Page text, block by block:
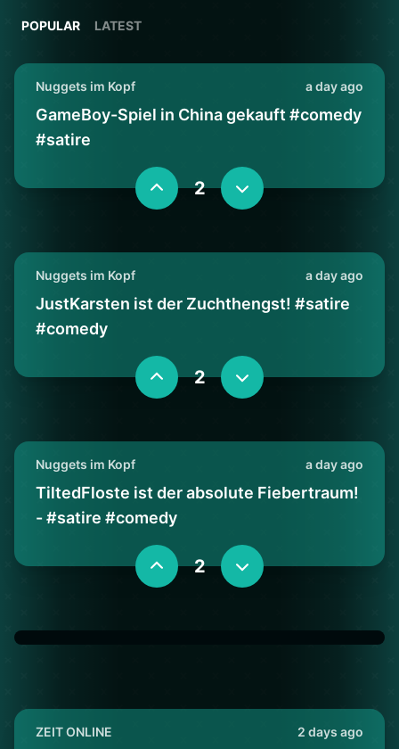
POPULAR LATEST
Nuggets im Kopf a day ago
GameBoy-Spiel in China gekauft #comedy
#satire
2
Nuggets im Kopf a day ago
JustKarsten ist der Zuchthengst! #satire
#comedy
2
Nuggets im Kopf a day ago
TiltedFloste ist der absolute Fiebertraum!
- #satire #comedy
2
ZEIT ONLINE 2 days ago